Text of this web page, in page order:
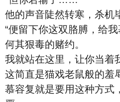
他的声音陡然转寒，杀机
“便留下你这双胳膊，给
何其狠毒的赌约。
我就站在这里，让你当着
这简直是猫戏老鼠般的羞
慕容复就是要用这种方式